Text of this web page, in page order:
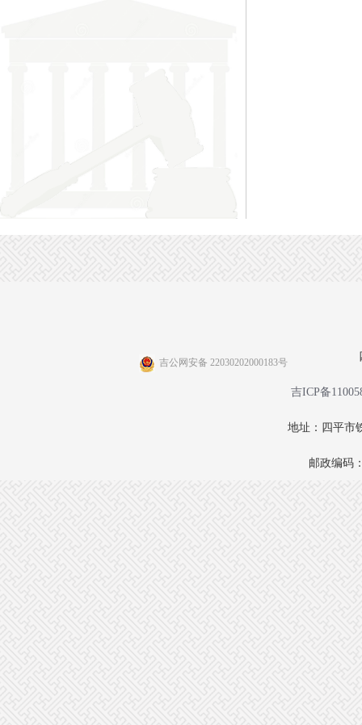
吉公网安备 22030202000183号
吉ICP备
地址：四平市
邮政编码